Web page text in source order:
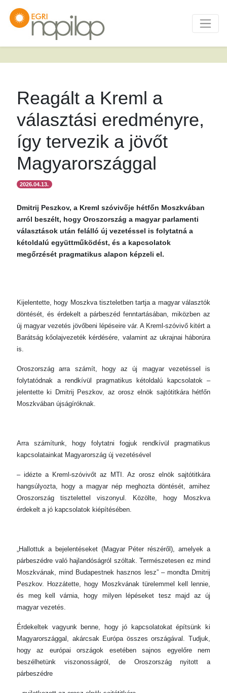
Reagált a Kreml a
választási eredményre,
így tervezik a jövőt
Magyarországgal
2026.04.13.
Dmitrij Peszkov, a Kreml szóvivője hétfőn Moszkvában
arról beszélt, hogy Oroszország a magyar parlamenti
választások után felálló új vezetéssel is folytatná a
kétoldalú együttműködést, és a kapcsolatok
megőrzését pragmatikus alapon képzeli el.
Kijelentette, hogy Moszkva tiszteletben tartja a magyar választók
döntését, és érdekelt a párbeszéd fenntartásában, miközben az
új magyar vezetés jövőbeni lépéseire vár. A Kreml-szóvivő kitért a
Barátság kőolajvezeték kérdésére, valamint az ukrajnai háborúra
is.
Oroszország arra számít, hogy az új magyar vezetéssel is
folytatódnak a rendkívül pragmatikus kétoldalú kapcsolatok –
jelentette ki Dmitrij Peszkov, az orosz elnök sajtótitkára hétfőn
Moszkvában újságíróknak.
Arra számítunk, hogy folytatni fogjuk rendkívül pragmatikus
kapcsolatainkat Magyarország új vezetésével
– idézte a Kreml-szóvivőt az MTI. Az orosz elnök sajtótitkára
hangsúlyozta, hogy a magyar nép meghozta döntését, amihez
Oroszország tisztelettel viszonyul. Közölte, hogy Moszkva
érdekelt a jó kapcsolatok kiépítésében.
„Hallottuk a bejelentéseket (Magyar Péter részéről), amelyek a
párbeszédre való hajlandóságról szóltak. Természetesen ez mind
Moszkvának, mind Budapestnek hasznos lesz” – mondta Dmitrij
Peszkov. Hozzátette, hogy Moszkvának türelemmel kell lennie,
és meg kell várnia, hogy milyen lépéseket tesz majd az új
magyar vezetés.
Érdekeltek vagyunk benne, hogy jó kapcsolatokat építsünk ki
Magyarországgal, akárcsak Európa összes országával. Tudjuk,
hogy az európai országok esetében sajnos egyelőre nem
beszélhetünk viszonosságról, de Oroszország nyitott a
párbeszédre